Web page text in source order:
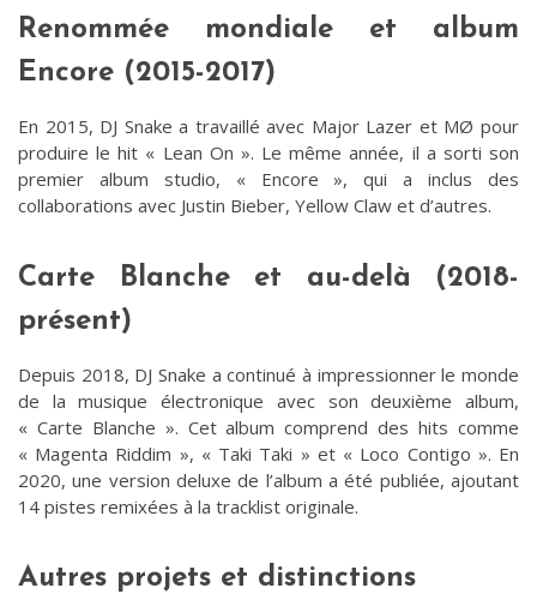
Renommée mondiale et album
Encore (2015-2017)
En 2015, DJ Snake a travaillé avec Major Lazer et MØ pour
produire le hit « Lean On ». Le même année, il a sorti son
premier album studio, « Encore », qui a inclus des
collaborations avec Justin Bieber, Yellow Claw et d’autres.
Carte Blanche et au-delà (2018-
présent)
Depuis 2018, DJ Snake a continué à impressionner le monde
de la musique électronique avec son deuxième album,
« Carte Blanche ». Cet album comprend des hits comme
« Magenta Riddim », « Taki Taki » et « Loco Contigo ». En
2020, une version deluxe de l’album a été publiée, ajoutant
14 pistes remixées à la tracklist originale.
Autres projets et distinctions